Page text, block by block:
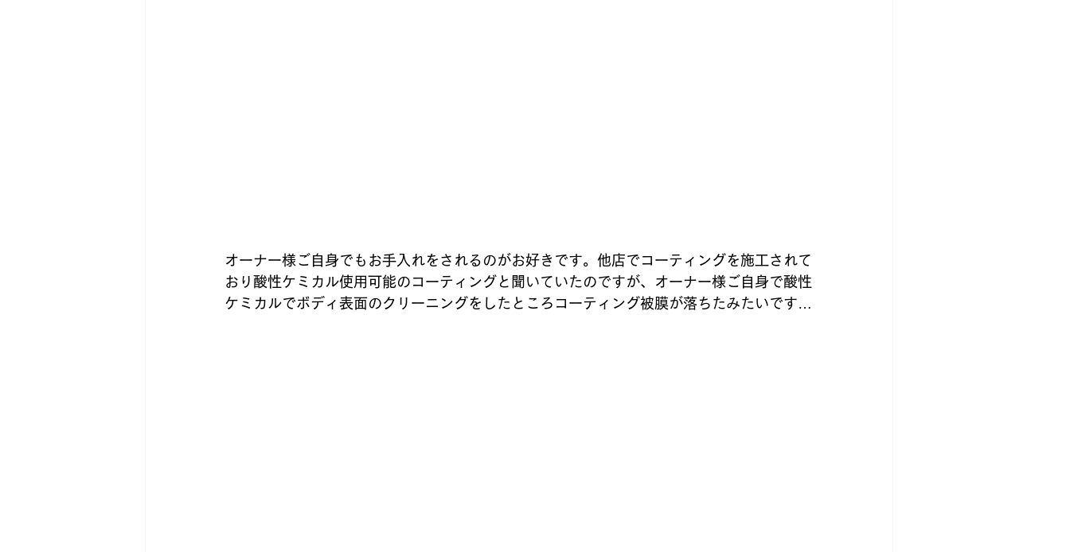
オーナー様ご自身でもお手入れをされるのがお好きです。他店でコーティングを施工されて
おり酸性ケミカル使用可能のコーティングと聞いていたのですが、オーナー様ご自身で酸性
ケミカルでボディ表面のクリーニングをしたところコーティング被膜が落ちたみたいです…